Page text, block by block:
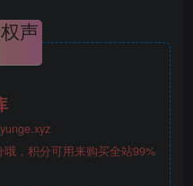
声
，积分可用来购买全站99%